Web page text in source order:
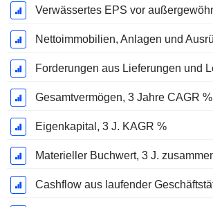
Gesamtvermögen, 3 Jahre CAGR %
Eigenkapital, 3 J. KAGR %